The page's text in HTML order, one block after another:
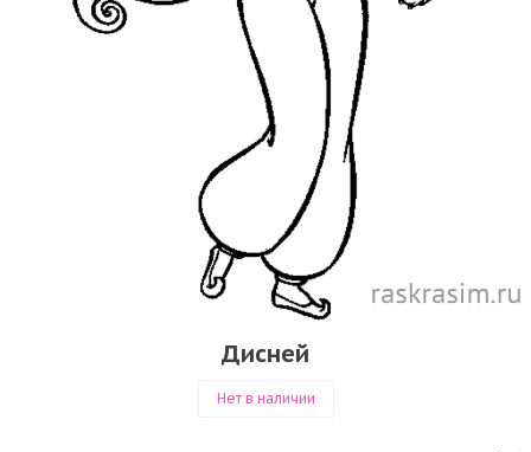
Дисней
Нет в наличии